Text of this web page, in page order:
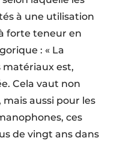
à une utilisation
forte teneur en
: « La
matériaux est,
Cela vaut non
aussi pour les
ces
de vingt ans dans